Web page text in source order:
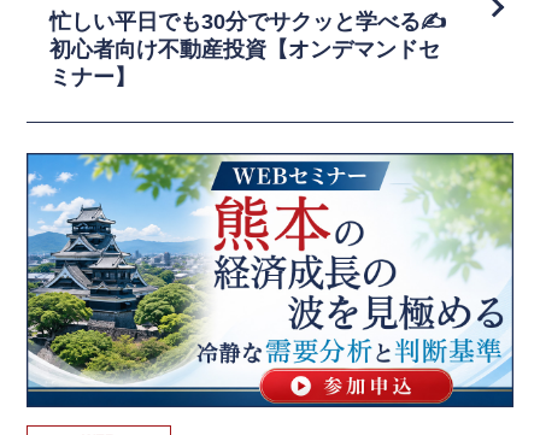
忙しい平日でも30分でサクッと学べる✍️
初心者向け不動産投資【オンデマンドセ
ミナー】